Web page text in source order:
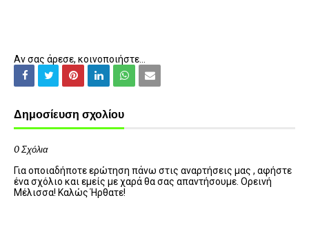
Αν σας άρεσε, κοινοποιήστε...
Δημοσίευση σχολίου
0 Σχόλια
Για οποιαδήποτε ερώτηση πάνω στις αναρτήσεις μας , αφήστε
ένα σχόλιο και εμείς με χαρά θα σας απαντήσουμε. Ορεινή
Μέλισσα! Καλώς Ήρθατε!